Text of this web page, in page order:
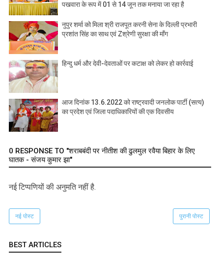
पखवारा के रूप में 01 से 14 जून तक मनाया जा रहा है
नुपुर शर्मा को मिला श्री राजपूत करनी सेना के दिल्ली प्रभारी
प्रशांत सिंह का साथ एवं Zश्रेणी सुरक्षा की माँग
हिन्दु धर्म और देवी-देवताओं पर कटाक्ष को लेकर हो कार्रवाई
आज दिनांक 13.6.2022 को राष्ट्रवादी जनलोक पार्टी (सत्य)
का प्रदेश एवं जिला पदाधिकारियों की एक दिवसीय
0 RESPONSE TO "शराबबंदी पर नीतीश की ढुलमुल रवैया बिहार के लिए
घातक - संजय कुमार झा"
नई टिप्‍पणियों की अनुमति नहीं है.
नई पोस्ट पुरानी पोस्ट
BEST ARTICLES